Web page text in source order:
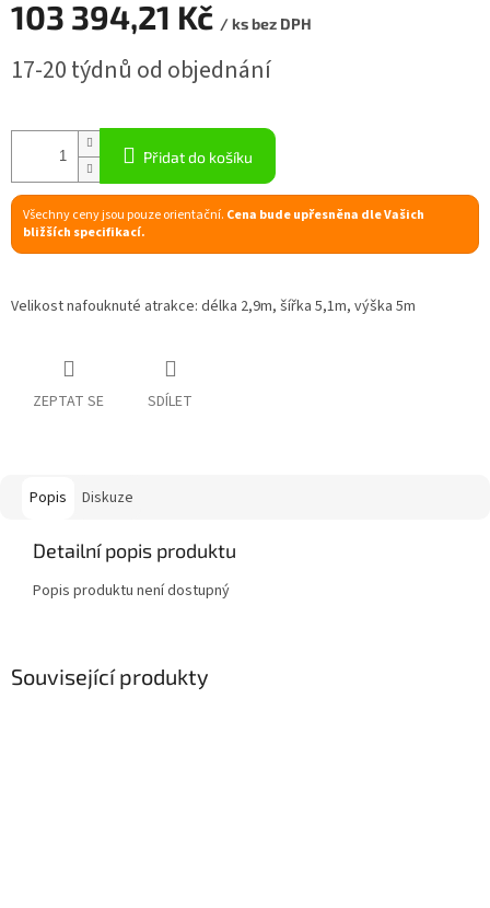
103 394,21 Kč / ks bez DPH
cena:
17-20 týdnů od objednání
Přidat do košíku
Všechny ceny jsou pouze orientační. Cena bude upřesněna dle Vašich
bližších specifikací.
Velikost nafouknuté atrakce: délka 2,9m, šířka 5,1m, výška 5m
ZEPTAT SE SDÍLET
Popis Diskuze
Detailní popis produktu
Popis produktu není dostupný
Související produkty